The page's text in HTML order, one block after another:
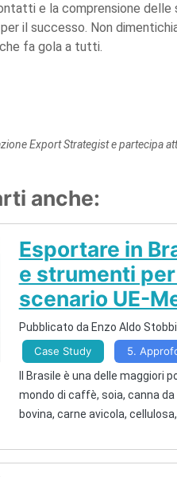
e la comprensione
il successo. Non
fa gola a tutti.
Export Strategist e partecipa
anche:
Esportare in
e strumenti
scenario UE-
Pubblicato da Enzo Aldo
Case Study
5.
Il Brasile è una delle maggiori
mondo di caffè, soia, canna
bovina, carne avicola,